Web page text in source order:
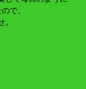
で、